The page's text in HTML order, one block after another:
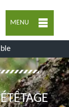
MENU